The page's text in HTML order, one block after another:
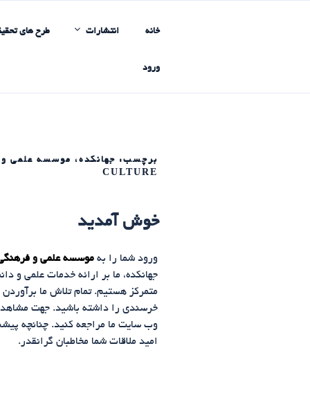
خانه انتشارات طرح های
ورود
CULTURE
خوش آمدید
ورود شما را به موسسه علمی و
جهانکده، ما بر ارائه خدمات علمی و
متمرکز هستیم. تمام تلاش ما برآوردن
خرسندی را داشته باشید. جهت مشاهده
وب سایت ما مراجعه کنید. چنانچه
امید ملاقات شما مخاطبان گرانقدر.